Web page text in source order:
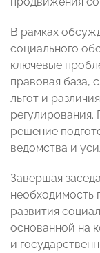
В рамках
социального
ключевые
правовая база,
льгот и
решение
ведомства и
Завершая
необходимость
развития
основанной на
и